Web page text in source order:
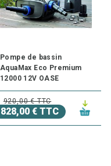
Pompe de bassin
AquaMax Eco Premium
12000 12V OASE
920,00 € TTC
828,00 € TTC